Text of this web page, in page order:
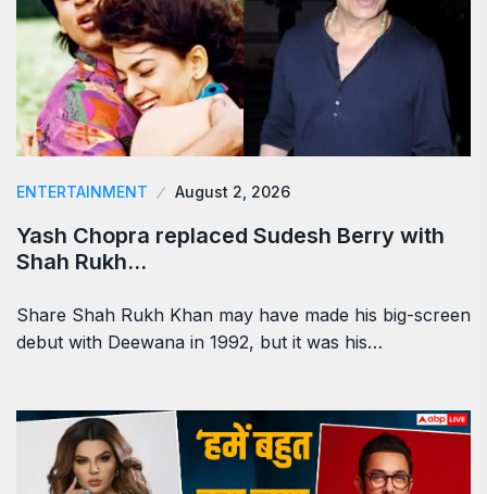
ENTERTAINMENT August 2, 2026
Yash Chopra replaced Sudesh Berry with
Shah Rukh…
Share Shah Rukh Khan may have made his big-screen
debut with Deewana in 1992, but it was his…